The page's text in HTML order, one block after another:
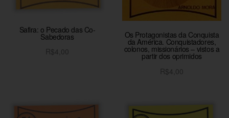
Safira: o Pecado das Co-
Sabedoras
R$4,00
Os Protagonistas da Conquista
da América. Conquistadores,
colonos, missionários – vistos a
partir dos oprimidos
R$4,00